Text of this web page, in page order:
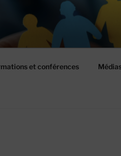
et conférences